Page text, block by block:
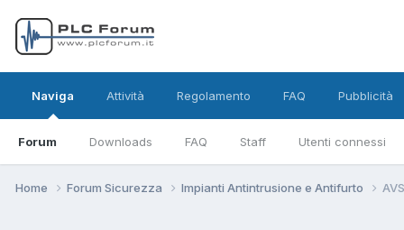
Naviga
Forum Downloads FAQ Staff Utenti connessi
Attività Regolamento FAQ Pubblicità
Home Forum Sicurezza Impianti Antintrusione e Antifurto AVS